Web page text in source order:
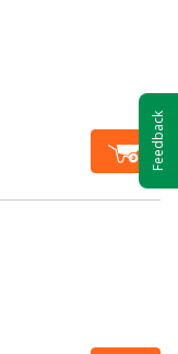
Feedback